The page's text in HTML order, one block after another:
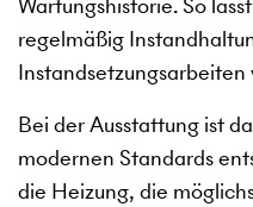
regelmäßig
Bei der Ausstattung ist
modernen Standards
die Heizung, die